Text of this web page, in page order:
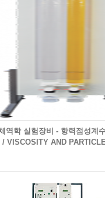
역학 실험장비 - 항력점성계
/ VISCOSITY AND